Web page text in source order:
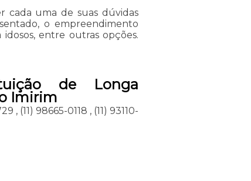
cada uma de suas dúvidas
o empreendimento
entre outras opções.
de Longa
Imirim
, (11) 98665-0118 , (11) 93110-